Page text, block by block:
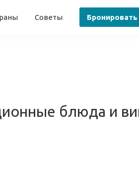
Советы Бронировать
блюда и